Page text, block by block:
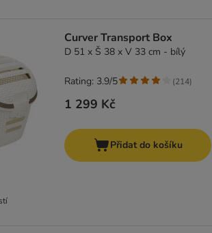
Curver Transport Box
D 51 x Š 38 x V 33 cm - bílý
1 299 Kč
Rating: 3.9/5 (214)
Přidat do košíku